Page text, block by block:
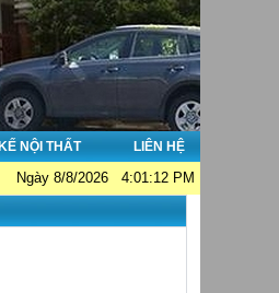
NỘI THẤT LIÊN HỆ
giám sát. Hotline: 0913038356;
Ngày 8/8/2026 4:01:12 PM